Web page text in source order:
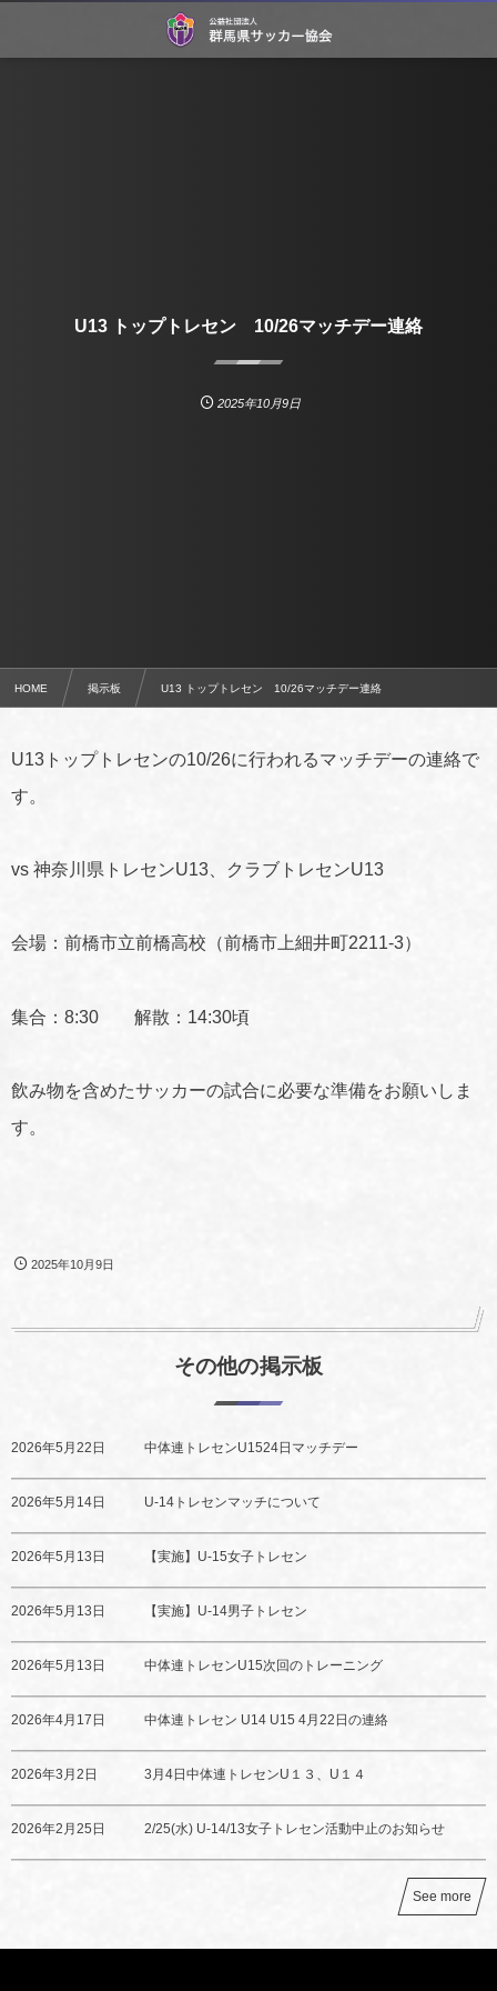
U13 トップトレセン 10/26マッチデー連絡
2025年10月9日
HOME 掲示板 U13 トップトレセン 10/26マッチデー連絡
U13トップトレセンの10/26に行われるマッチデーの連絡で
す。
vs 神奈川県トレセンU13、クラブトレセンU13
会場：前橋市立前橋高校（前橋市上細井町2211-3）
集合：8:30 解散：14:30頃
飲み物を含めたサッカーの試合に必要な準備をお願いしま
す。
2025年10月9日
その他の掲示板
2026年5月22日 中体連トレセンU1524日マッチデー
2026年5月14日 U-14トレセンマッチについて
2026年5月13日 【実施】U-15女子トレセン
2026年5月13日 【実施】U-14男子トレセン
2026年5月13日 中体連トレセンU15次回のトレーニング
2026年4月17日 中体連トレセン U14 U15 4月22日の連絡
2026年3月2日 3月4日中体連トレセンU１３、U１４
2026年2月25日 2/25(水) U-14/13女子トレセン活動中止のお知らせ
See more